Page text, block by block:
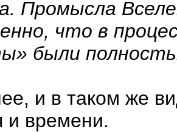
Промысла
что в
были
и в таком же
и времени.